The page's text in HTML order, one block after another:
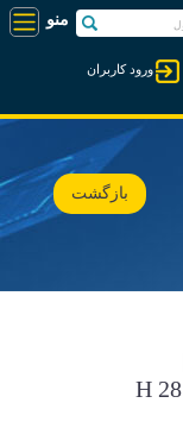
ورود کاربران
بازگشت